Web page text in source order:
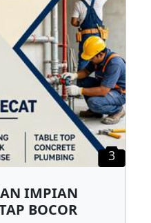
3
IMPIAN
BOCOR